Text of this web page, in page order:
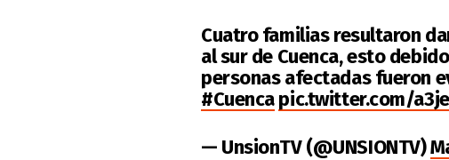
Cuatro familias resultaron
al sur de Cuenca, esto
personas afectadas fueron
#Cuencapic.twitter.com/
— UnsionTV (@UNSIONTV)